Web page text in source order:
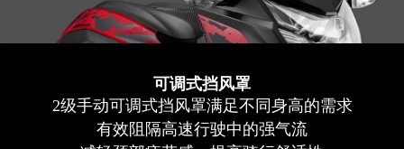
可调式挡风罩
2级手动可调式挡风罩满足不同身高的需求
有效阻隔高速行驶中的强气流